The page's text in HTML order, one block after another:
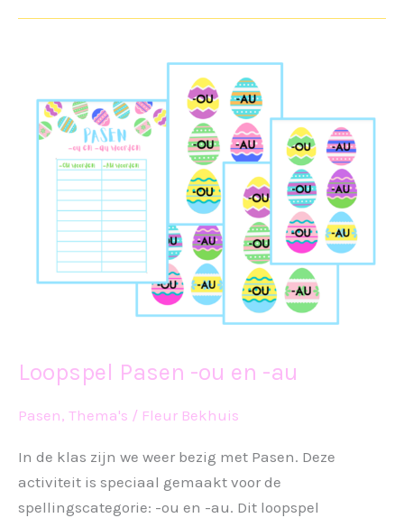
Loopspel Pasen -ou en -au
Pasen, Thema's / Fleur Bekhuis
In de klas zijn we weer bezig met Pasen. Deze
activiteit is speciaal gemaakt voor de
spellingscategorie: -ou en -au. Dit loopspel